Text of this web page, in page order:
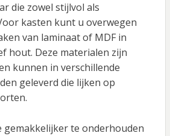
die zowel stijlvol als
kasten kunt u overwegen
van laminaat of MDF in
hout. Deze materialen zijn
kunnen in verschillende
geleverd die lijken op
gemakkelijker te onderhouden